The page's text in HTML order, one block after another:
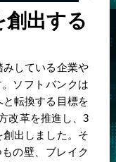
創出する
している企業や
ソフトバンクは
転換する目標を
改革を推進し、3
出しました。そ
の壁、ブレイク